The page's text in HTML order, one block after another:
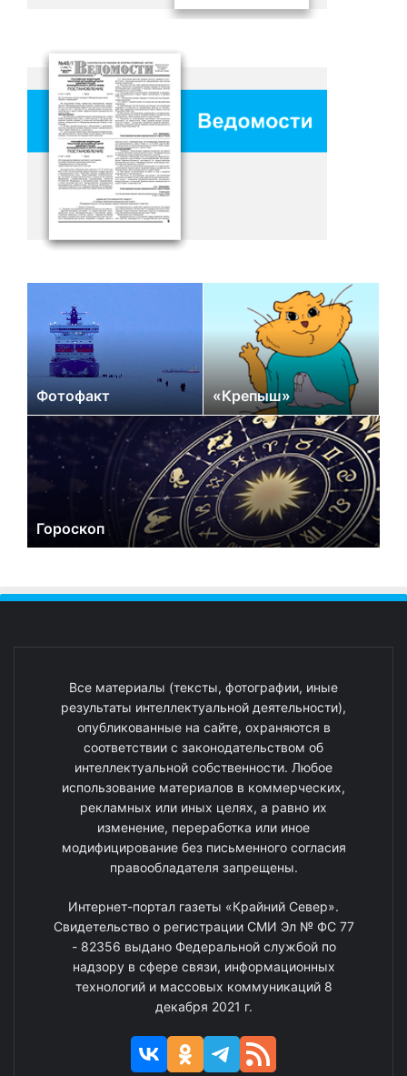
Фотофакт «Крепыш»
Гороскоп
Все материалы (тексты, фотографии, иные
результаты интеллектуальной деятельности),
опубликованные на сайте, охраняются в
соответствии с законодательством об
интеллектуальной собственности. Любое
использование материалов в коммерческих,
рекламных или иных целях, а равно их
изменение, переработка или иное
модифицирование без письменного согласия
правообладателя запрещены.
Интернет-портал газеты «Крайний Север».
Свидетельство о регистрации СМИ Эл № ФС 77
- 82356 выдано Федеральной службой по
надзору в сфере связи, информационных
технологий и массовых коммуникаций 8
декабря 2021 г.